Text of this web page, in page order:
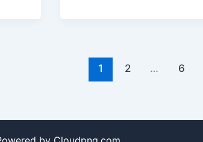
1 2 … 6